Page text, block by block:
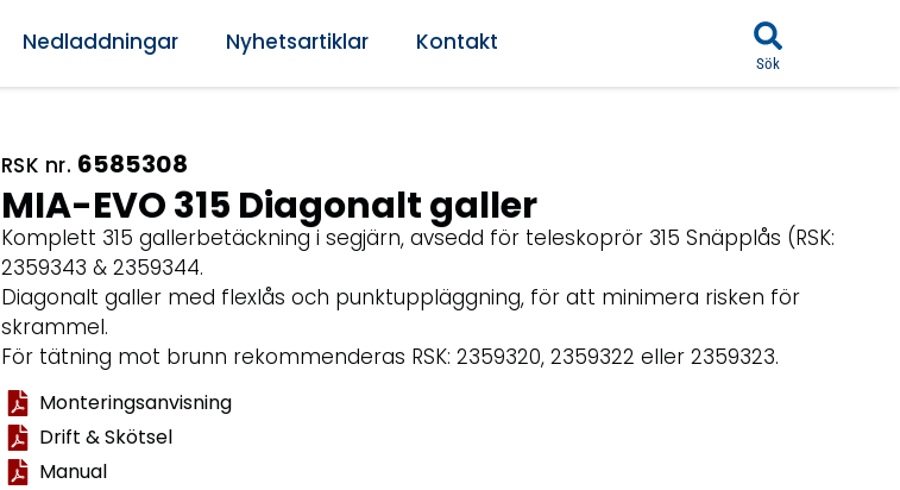
Nedladdningar Nyhetsartiklar Kontakt
Sök
RSK nr. 6585308
MIA-EVO 315 Diagonalt galler
Komplett 315 gallerbetäckning i segjärn, avsedd för teleskoprör 315 Snäpplås (RSK:
2359343 & 2359344.
Diagonalt galler med flexlås och punktuppläggning, för att minimera risken för
skrammel.
För tätning mot brunn rekommenderas RSK: 2359320, 2359322 eller 2359323.
Monteringsanvisning
Drift & Skötsel
Manual